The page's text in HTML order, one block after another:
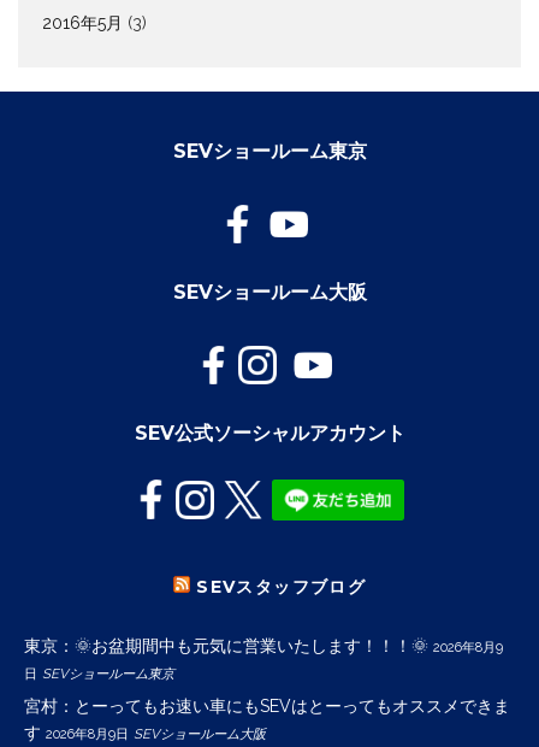
2016年5月 (3)
SEVショールーム東京
SEVショールーム大阪
SEV公式ソーシャルアカウント
SEVスタッフブログ
東京：🌞お盆期間中も元気に営業いたします！！！🌞 2026年8月9
日 SEVショールーム東京
宮村：とーってもお速い車にもSEVはとーってもオススメできま
す 2026年8月9日 SEVショールーム大阪